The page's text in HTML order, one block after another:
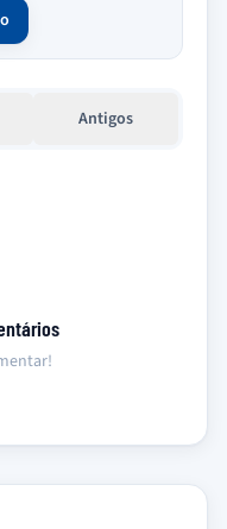
Antigos